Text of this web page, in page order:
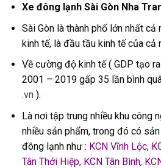
Xe đông lạnh Sài Gòn Nha
Sài Gòn là thành phố lớn nhất
kinh tế, là đầu tầu kinh tế của cả
Về cường độ kinh tế ( GDP tạo
2001 – 2019 gấp 35 lần bình
.vn).
Là nơi tập trung nhiều khu công
nhiều sản phẩm, trong đó có
đông lạnh như : KCN Vĩnh Lộc,
Tân Thới Hiệp, KCN Tân Bình,